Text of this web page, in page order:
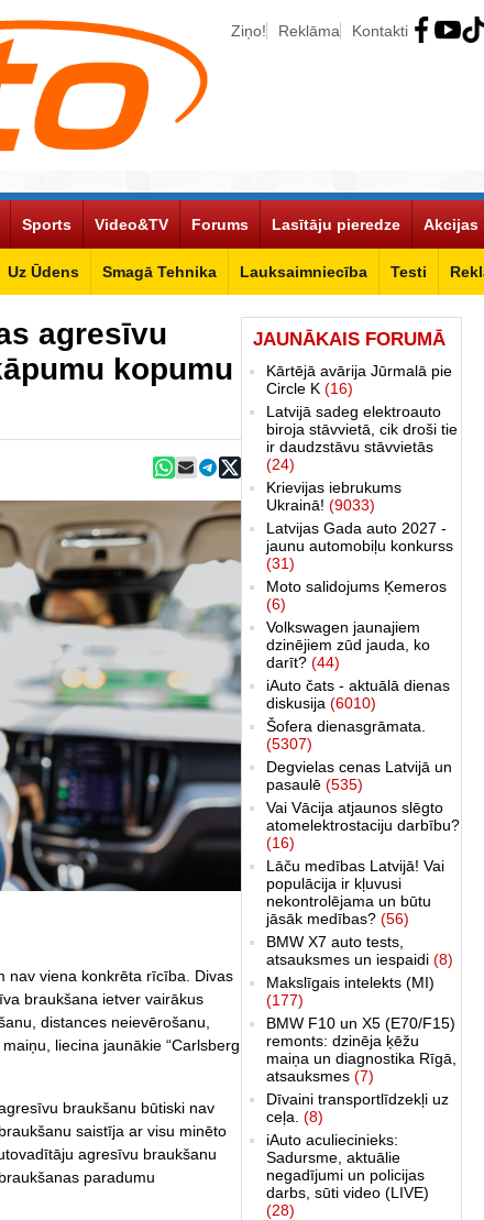
Ziņo! Reklāma Kontakti
Uz Ūdens Smagā Tehnika Lauksaimniecība Testi
Sports Video&TV Forums Lasītāju pieredze Akcijas
agresīvu
kopumu
nav viena konkrēta rīcība. Divas
braukšana ietver vairākus
distances neievērošanu,
liecina jaunākie “Carlsberg
braukšanu būtiski nav
saistīja ar visu minēto
agresīvu braukšanu
paradumu
JAUNĀKAIS FORUMĀ
Kārtējā avārija Jūrmalā pie
Circle K (16)
Latvijā sadeg elektroauto
biroja stāvvietā, cik droši tie
ir daudzstāvu stāvvietās
(24)
Krievijas iebrukums
Ukrainā! (9033)
Latvijas Gada auto 2027 -
jaunu automobiļu konkurss
(31)
Moto salidojums Ķemeros
(6)
Volkswagen jaunajiem
dzinējiem zūd jauda, ko
darīt? (44)
iAuto čats - aktuālā dienas
diskusija (6010)
Šofera dienasgrāmata.
(5307)
Degvielas cenas Latvijā un
pasaulē (535)
Vai Vācija atjaunos slēgto
atomelektrostaciju darbību?
(16)
Lāču medības Latvijā! Vai
populācija ir kļuvusi
nekontrolējama un būtu
jāsāk medības? (56)
BMW X7 auto tests,
atsauksmes un iespaidi (8)
Makslīgais intelekts (MI)
(177)
BMW F10 un X5 (E70/F15)
remonts: dzinēja ķēžu
maiņa un diagnostika Rīgā,
atsauksmes (7)
Dīvaini transportlīdzekļi uz
ceļa. (8)
iAuto aculiecinieks:
Sadursme, aktuālie
negadījumi un policijas
darbs, sūti video (LIVE)
(28)